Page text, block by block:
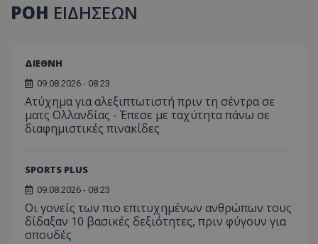
ΡΟΗ ΕΙΔΗΣΕΩΝ
ΔΙΕΘΝΗ
09.08.2026 - 08:23
Ατύχημα για αλεξιπτωτιστή πριν τη σέντρα σε
ματς Ολλανδίας - Έπεσε με ταχύτητα πάνω σε
διαφημιστικές πινακίδες
SPORTS PLUS
09.08.2026 - 08:23
Οι γονείς των πιο επιτυχημένων ανθρώπων τους
δίδαξαν 10 βασικές δεξιότητες, πριν φύγουν για
σπουδές